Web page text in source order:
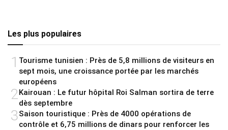
Les plus populaires
1 Tourisme tunisien : Près de 5,8 millions de visiteurs en
sept mois, une croissance portée par les marchés
européens
2Kairouan : Le futur hôpital Roi Salman sortira de terre
dès septembre
3Saison touristique : Près de 4000 opérations de
contrôle et 6,75 millions de dinars pour renforcer les